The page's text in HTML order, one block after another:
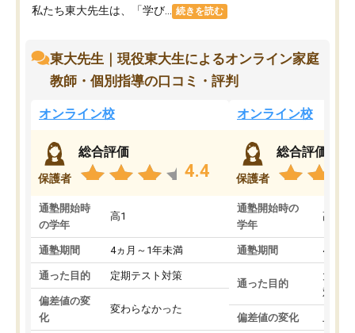
私たち東大先生は、「学び... 続きを読む
東大先生｜現役東大生によるオンライン家庭
教師・個別指導の口コミ・評判
オンライン校
保護者
総合評価
4.4
通塾開始時
の学年
高1
通塾期間 4ヵ月～1年未満
通った目的 定期テスト対策
偏差値の変
化
変わらなかった
オンライン校
保護者
総合評価
通塾開始時の
学年
高3
通塾期間 4ヵ月
通った目的
大学
対策
偏差値の変化 上が